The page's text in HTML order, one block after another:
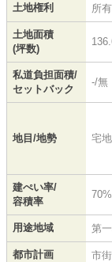
土地権利 所
土地面積
(坪数)
私道負担面積/
セットバック
-/無
地目/地勢 宅
建ぺい率/
容積率
用途地域 第
都市計画 市